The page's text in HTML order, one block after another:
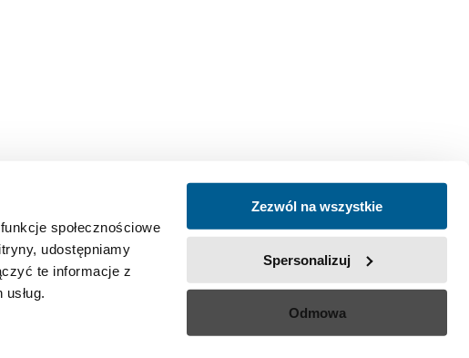
społecznościowe
udostępniamy
te informacje z
Zezwól na wszystkie
Spersonalizuj
Odmowa
Polityka prywatności